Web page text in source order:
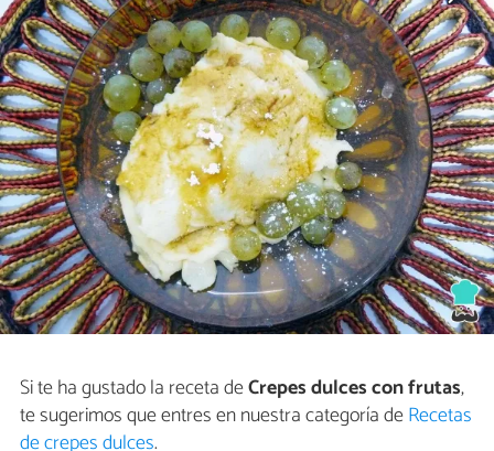
Si te ha gustado la receta deCrepes dulces con frutas,
te sugerimos que entres en nuestra categoría deRecetas
de crepes dulces.